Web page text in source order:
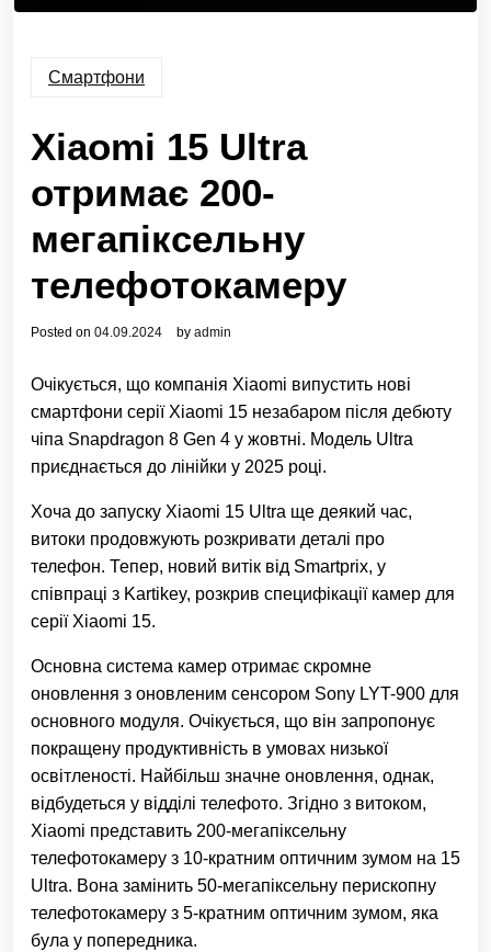
Смартфони
Xiaomi 15 Ultra
отримає 200-
мегапіксельну
телефотокамеру
Posted on 04.09.2024 by admin
Очікується, що компанія Xiaomi випустить нові
смартфони серії Xiaomi 15 незабаром після дебюту
чіпа Snapdragon 8 Gen 4 у жовтні. Модель Ultra
приєднається до лінійки у 2025 році.
Хоча до запуску Xiaomi 15 Ultra ще деякий час,
витоки продовжують розкривати деталі про
телефон. Тепер, новий витік від Smartprix, у
співпраці з Kartikey, розкрив специфікації камер для
серії Xiaomi 15.
Основна система камер отримає скромне
оновлення з оновленим сенсором Sony LYT-900 для
основного модуля. Очікується, що він запропонує
покращену продуктивність в умовах низької
освітленості. Найбільш значне оновлення, однак,
відбудеться у відділі телефото. Згідно з витоком,
Xiaomi представить 200-мегапіксельну
телефотокамеру з 10-кратним оптичним зумом на 15
Ultra. Вона замінить 50-мегапіксельну перископну
телефотокамеру з 5-кратним оптичним зумом, яка
була у попередника.